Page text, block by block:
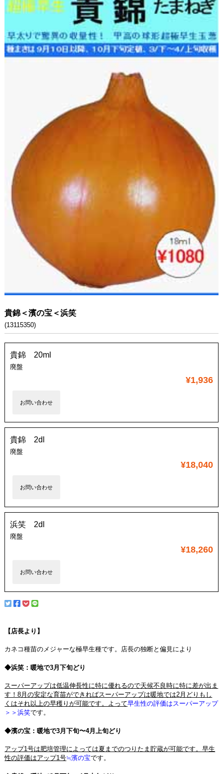
貴錦＜濱の宝＜浜笑
(13115350)
貴錦 20ml
廃盤
¥1,936
お問い合わせ
貴錦 2dl
廃盤
¥18,040
お問い合わせ
浜笑 2dl
廃盤
¥18,260
お問い合わせ
【店長より】
カネコ種苗のメジャーな極早生種です。店長の独断と偏見により
◆浜笑：暖地で3月下旬どり
スーパーアップは低温伸長性に特に優れるので天候不良時に特に差が出ま
す！8月の安定な育苗ができればスーパーアップは暖地では2月どりもし
くはそれ以上の早穫りが可能です。よって早生性の評価はスーパーアップ
＞＞浜笑です。
◆濱の宝：暖地で3月下旬〜4月上旬どり
アップ1号は肥培管理によっては夏までのつりたま貯蔵が可能です。早生
性の評価はアップ1号≒濱の宝です。